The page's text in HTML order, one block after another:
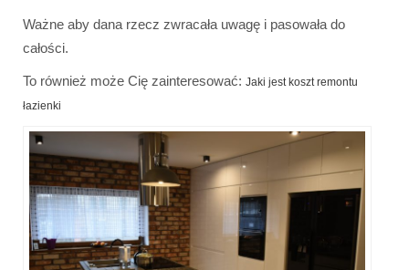
Ważne aby dana rzecz zwracała uwagę i pasowała do
całości.
To również może Cię zainteresować: Jaki jest koszt remontu
łazienki